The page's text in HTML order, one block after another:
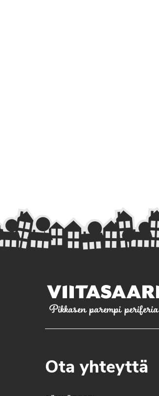
Pikkasen parempi periferia
Ota yhteyttä